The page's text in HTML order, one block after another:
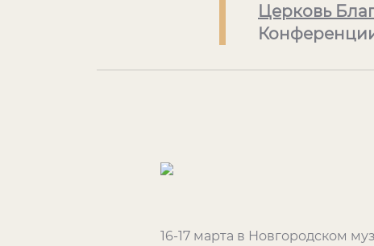
Церковь
16-17 марта в Новгородском